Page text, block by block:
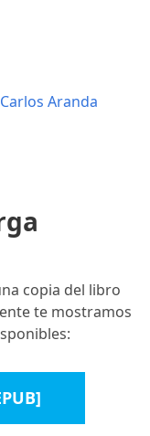
Aranda
copia del libro
te mostramos